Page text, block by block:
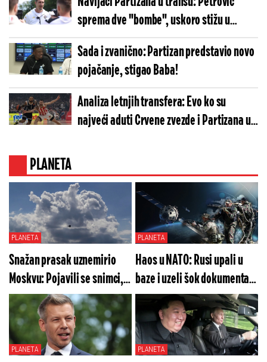
sprema dve "bombe", uskoro stižu u
Humksu!
Sada i zvanično: Partizan predstavio novo
pojačanje, stigao Baba!
Analiza letnjih transfera: Evo ko su
najveći aduti Crvene zvezde i Partizana u
PLANETA
PLANETA
Snažan prasak uznemirio
Moskvu: Pojavili se snimci,
sve se treslo - šta se ovo
dogodilo?
PLANETA
Haos u NATO: Rusi upali u
baze i uzeli šok dokumenta!
Ko je ovo poslao
koordinate?!
PLANETA PLANETA